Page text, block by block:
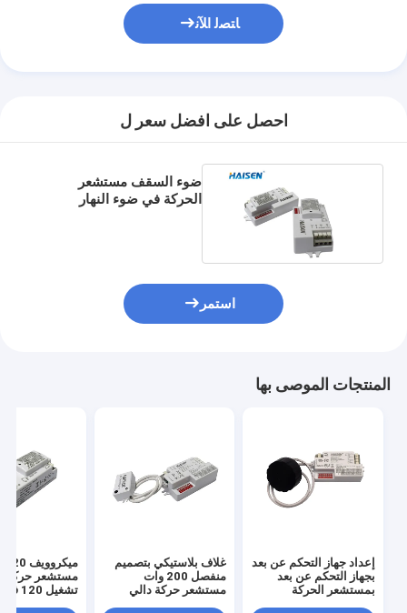
ﺎﺘﺼﻟ ﺍﻶﻧ
احصل على افضل سعر ل
ضوء السقف مستشعر
الحركة في ضوء النهار
استمر
المنتجات الموصى بها
إعداد جهاز التحكم عن بعد
بجهاز التحكم عن بعد
بمستشعر الحركة
غلاف بلاستيكي بتصميم
منفصل 200 وات
مستشعر حركة دالي
مستشعر حركة